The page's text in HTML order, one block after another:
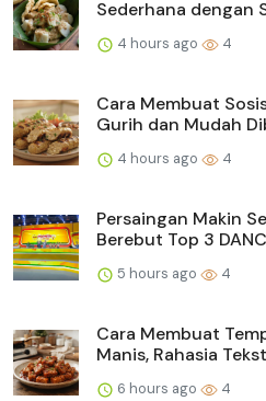
Sederhana dengan
4 hours ago 4
Cara Membuat
Gurih dan Mudah
4 hours ago 4
Persaingan Makin
Berebut Top 3
5 hours ago 4
Cara Membuat
Manis, Rahasia
6 hours ago 4